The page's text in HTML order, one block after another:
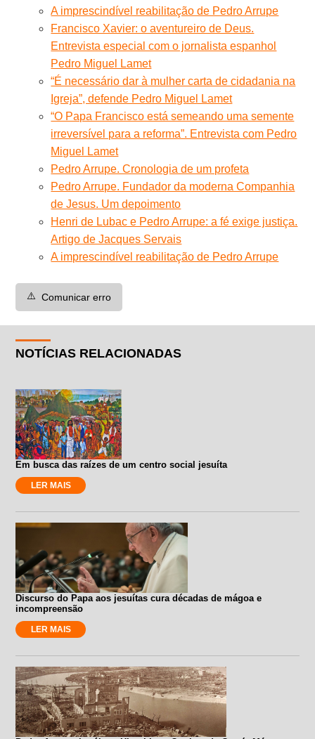
A imprescindível reabilitação de Pedro Arrupe
Francisco Xavier: o aventureiro de Deus.
Entrevista especial com o jornalista espanhol
Pedro Miguel Lamet
“É necessário dar à mulher carta de cidadania na
Igreja”, defende Pedro Miguel Lamet
“O Papa Francisco está semeando uma semente
irreversível para a reforma”. Entrevista com Pedro
Miguel Lamet
Pedro Arrupe. Cronologia de um profeta
Pedro Arrupe. Fundador da moderna Companhia
de Jesus. Um depoimento
Henri de Lubac e Pedro Arrupe: a fé exige justiça.
Artigo de Jacques Servais
A imprescindível reabilitação de Pedro Arrupe
⚠️ Comunicar erro
NOTÍCIAS RELACIONADAS
Em busca das raízes de um centro social jesuíta
LER MAIS
Discurso do Papa aos jesuítas cura décadas de mágoa e
incompreensão
LER MAIS